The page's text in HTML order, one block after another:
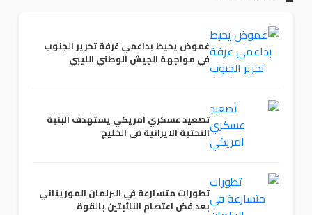
غموض يحيط بداعمي غرفة تحرير الجنوب
في مواجهة الجيش الوطني الليبي
تصعيد عسكري امريكي يستهدف البنية
التحتية الايرانية في الخليج
تطورات متسارعة في البرلمان الموريتاني
بعد فض اعتصام النائبتين بالقوة